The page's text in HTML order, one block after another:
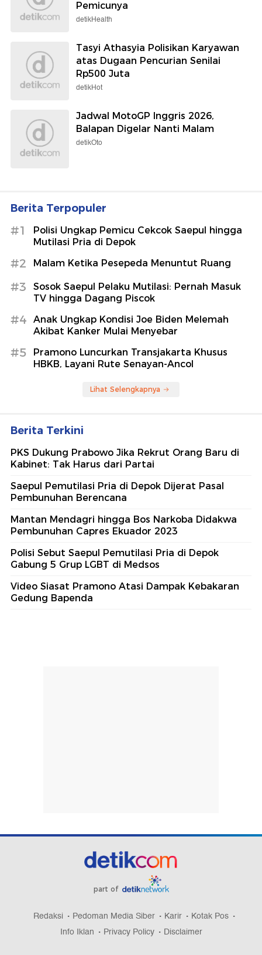
Pemicunya
detikHealth
Tasyi Athasyia Polisikan Karyawan
atas Dugaan Pencurian Senilai
Rp500 Juta
detikHot
Jadwal MotoGP Inggris 2026,
Balapan Digelar Nanti Malam
detikOto
Berita Terpopuler
#1
Polisi Ungkap Pemicu Cekcok Saepul hingga
Mutilasi Pria di Depok
#2 Malam Ketika Pesepeda Menuntut Ruang
#3
Sosok Saepul Pelaku Mutilasi: Pernah Masuk
TV hingga Dagang Piscok
#4
Anak Ungkap Kondisi Joe Biden Melemah
Akibat Kanker Mulai Menyebar
#5
Pramono Luncurkan Transjakarta Khusus
HBKB, Layani Rute Senayan-Ancol
Lihat Selengkapnya
Berita Terkini
PKS Dukung Prabowo Jika Rekrut Orang Baru di
Kabinet: Tak Harus dari Partai
Saepul Pemutilasi Pria di Depok Dijerat Pasal
Pembunuhan Berencana
Mantan Mendagri hingga Bos Narkoba Didakwa
Pembunuhan Capres Ekuador 2023
Polisi Sebut Saepul Pemutilasi Pria di Depok
Gabung 5 Grup LGBT di Medsos
Video Siasat Pramono Atasi Dampak Kebakaran
Gedung Bapenda
part of
Redaksi Pedoman Media Siber Karir
Kotak Pos
Info Iklan
Privacy Policy Disclaimer